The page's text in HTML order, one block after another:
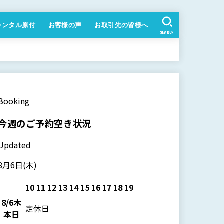
ンタル原付 お客様の声 お取引先の皆様へ
SEARCH